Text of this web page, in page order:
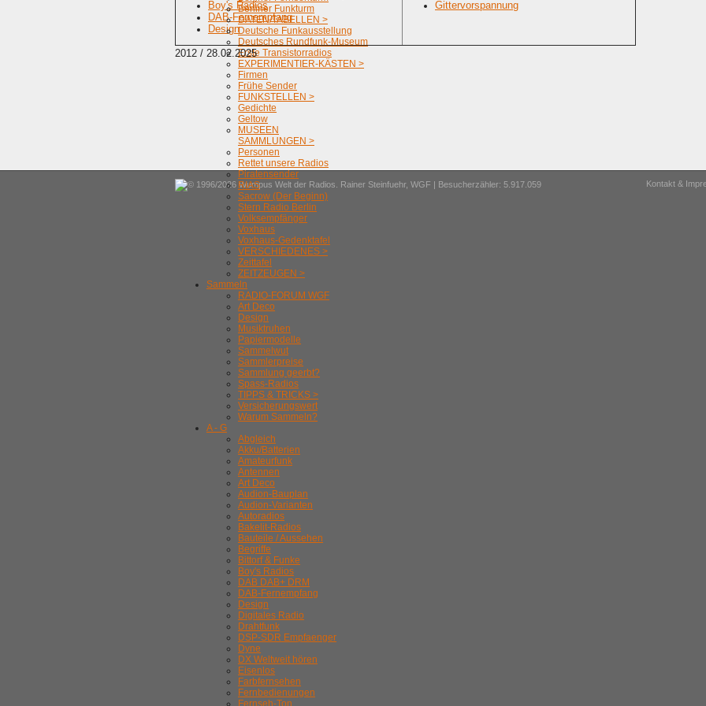
Berliner Funkturm
DATEN/TABELLEN >
Deutsche Funkausstellung
Deutsches Rundfunk-Museum
Erste Transistorradios
EXPERIMENTIER-KÄSTEN >
Firmen
Frühe Sender
FUNKSTELLEN >
Gedichte
Geltow
MUSEEN
SAMMLUNGEN >
Personen
Rettet unsere Radios
Piratensender
RIAS
Sacrow (Der Beginn)
Stern Radio Berlin
Volksempfänger
Voxhaus
Voxhaus-Gedenktafel
VERSCHIEDENES >
Zeittafel
ZEITZEUGEN >
Sammeln
RADIO-FORUM WGF
Art Deco
Design
Musiktruhen
Papiermodelle
Sammelwut
Sammlerpreise
Sammlung geerbt?
Spass-Radios
TIPPS & TRICKS >
Versicherungswert
Warum Sammeln?
A - G
Abgleich
Akku/Batterien
Amateurfunk
Antennen
Art Deco
Audion-Bauplan
Audion-Varianten
Autoradios
Bakelit-Radios
Bauteile / Aussehen
Begriffe
Bittorf & Funke
Boy's Radios
DAB DAB+ DRM
DAB-Fernempfang
Design
Digitales Radio
Drahtfunk
DSP-SDR Empfaenger
Dyne
DX Weltweit hören
Eisenlos
Farbfernsehen
Fernbedienungen
Fernseh-Ton
Boy's Radios
DAB-Fernempfang
Design
Gittervorspannung
2012 / 28.02.2025
© 1996/2026 Wumpus Welt der Radios. Rainer Steinfuehr, WGF | Besucherzähler: 5.917.059 Kontakt &